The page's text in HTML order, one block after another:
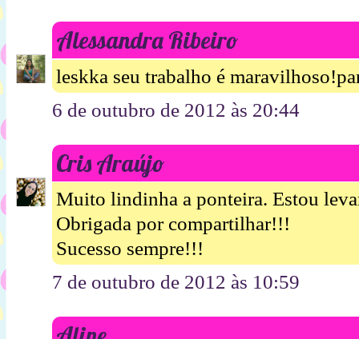
Alessandra Ribeiro
leskka seu trabalho é
6 de outubro de 2012 às 20:44
Cris Araújo
Muito lindinha a ponteira. Estou
Obrigada por compartilhar!!!
Sucesso sempre!!!
7 de outubro de 2012 às 10:59